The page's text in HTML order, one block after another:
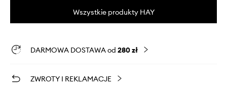
Wszystkie produkty HAY
DARMOWA DOSTAWA od 280 zł
ZWROTY I REKLAMACJE